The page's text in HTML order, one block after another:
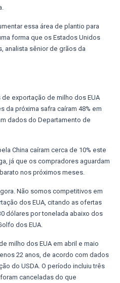
essa área de plantio para
forma que os Estados Unidos
analista sênior de grãos da
exportação de milho dos EUA
da próxima safra caíram 48% em
dados do Departamento de
China caíram cerca de 10% este
já que os compradores aguardam
nos próximos meses.
Não somos competitivos em
dos EUA, citando as ofertas
dólares por tonelada abaixo dos
dos EUA.
milho dos EUA em abril e maio
22 anos, de acordo com dados
do USDA. O período incluiu três
canceladas do que